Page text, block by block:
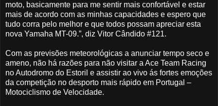
moto, basicamente para me sentir mais confortável e estar
mais de acordo com as minhas capacidades e espero que
tudo corra pelo melhor e que todos possam apreciar esta
nova Yamaha MT-09.”, diz Vitor Cândido #121.
Com as previsões meteorológicas a anunciar tempo seco e
ameno, não há razões para não visitar a Ace Team Racing
no Autodromo do Estoril e assistir ao vivo ás fortes emoções
da competição no desporto mais rápido em Portugal –
Motociclismo de Velocidade.